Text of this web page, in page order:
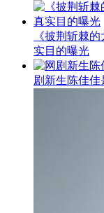
《披荆斩棘
实目的曝光
剧新生陈佳